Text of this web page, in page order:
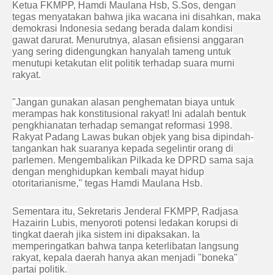
Ketua FKMPP, Hamdi Maulana Hsb, S.Sos, dengan
tegas menyatakan bahwa jika wacana ini disahkan, maka
demokrasi Indonesia sedang berada dalam kondisi
gawat darurat. Menurutnya, alasan efisiensi anggaran
yang sering didengungkan hanyalah tameng untuk
menutupi ketakutan elit politik terhadap suara murni
rakyat.
"Jangan gunakan alasan penghematan biaya untuk
merampas hak konstitusional rakyat! Ini adalah bentuk
pengkhianatan terhadap semangat reformasi 1998.
Rakyat Padang Lawas bukan objek yang bisa dipindah-
tangankan hak suaranya kepada segelintir orang di
parlemen. Mengembalikan Pilkada ke DPRD sama saja
dengan menghidupkan kembali mayat hidup
otoritarianisme," tegas Hamdi Maulana Hsb.
Sementara itu, Sekretaris Jenderal FKMPP, Radjasa
Hazairin Lubis, menyoroti potensi ledakan korupsi di
tingkat daerah jika sistem ini dipaksakan. Ia
memperingatkan bahwa tanpa keterlibatan langsung
rakyat, kepala daerah hanya akan menjadi "boneka"
partai politik.